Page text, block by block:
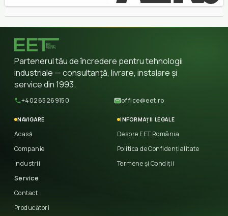
Partenerul tău de încredere pentru tehnologii
industriale — consultanță, livrare, instalare și
service din 1993.
+40265269150 office@eet.ro
NAVIGARE
Acasă
Companie
Industrii
Service
Contact
Producători
INFORMAȚII LEGALE
Despre EET România
Politica de Confidențialitate
Termene și Condiții